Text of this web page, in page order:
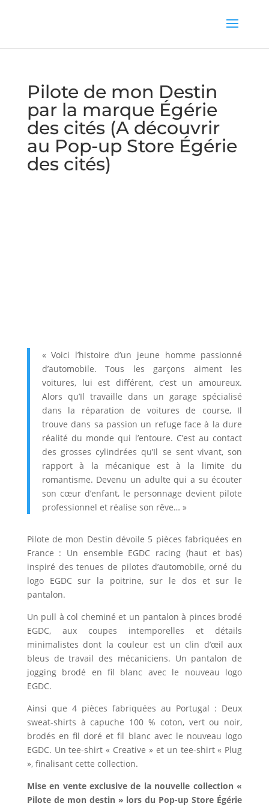
Pilote de mon Destin
par la marque Égérie
des cités (A découvrir
au Pop-up Store Égérie
des cités)
« Voici l’histoire d’un jeune homme passionné
d’automobile. Tous les garçons aiment les
voitures, lui est différent, c’est un amoureux.
Alors qu’Il travaille dans un garage spécialisé
dans la réparation de voitures de course, Il
trouve dans sa passion un refuge face à la dure
réalité du monde qui l’entoure. C’est au contact
des grosses cylindrées qu’Il se sent vivant, son
rapport à la mécanique est à la limite du
romantisme. Devenu un adulte qui a su écouter
son cœur d’enfant, le personnage devient pilote
professionnel et réalise son rêve… »
Pilote de mon Destin dévoile 5 pièces fabriquées en
France : Un ensemble EGDC racing (haut et bas)
inspiré des tenues de pilotes d’automobile, orné du
logo EGDC sur la poitrine, sur le dos et sur le
pantalon.
Un pull à col cheminé et un pantalon à pinces brodé
EGDC, aux coupes intemporelles et détails
minimalistes dont la couleur est un clin d’œil aux
bleus de travail des mécaniciens. Un pantalon de
jogging brodé en fil blanc avec le nouveau logo
EGDC.
Ainsi que 4 pièces fabriquées au Portugal : Deux
sweat-shirts à capuche 100 % coton, vert ou noir,
brodés en fil doré et fil blanc avec le nouveau logo
EGDC. Un tee-shirt « Creative » et un tee-shirt « Plug
», finalisant cette collection.
Mise en vente exclusive de la nouvelle collection «
Pilote de mon destin » lors du Pop-up Store Égérie